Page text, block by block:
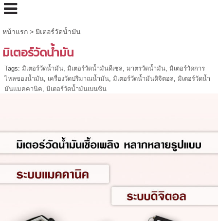
หน้าแรก> มิเตอร์วัดน้ำมัน
มิเตอร์วัดน้ำมัน
Tags: มิเตอร์วัดน้ำมัน, มิเตอร์วัดน้ำมันดีเซล, มาตรวัดน้ำมัน, มิเตอร์วัดการ
ไหลของน้ำมัน, เครื่องวัดปริมาณน้ำมัน, มิเตอร์วัดน้ำมันดิจิตอล, มิเตอร์วัดน้ำ
มันแมคคานิค, มิเตอร์วัดน้ำมันเบนซิน